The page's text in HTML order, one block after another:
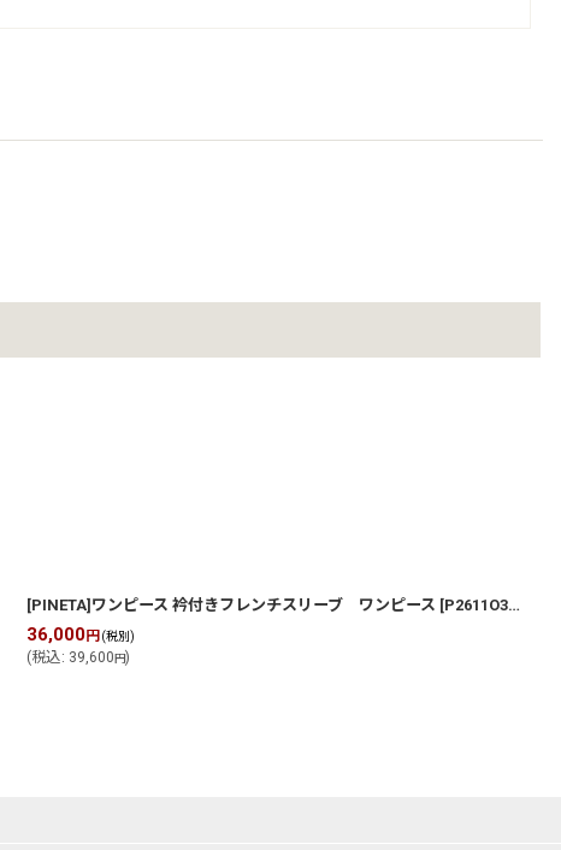
[PINETA]ワンピース 衿付きフレンチスリーブ ワンピース [P2611O307
36,000円 (税別)
(税込: 39,600円)